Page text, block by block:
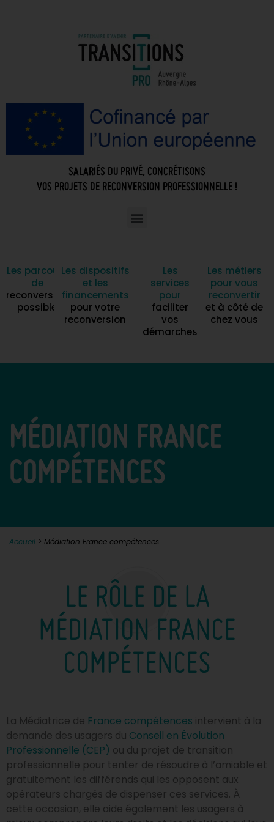
SALARIÉS DU PRIVÉ, CONCRÉTISONS
VOS PROJETS DE RECONVERSION PROFESSIONNELLE !
Les parcours
de
reconversion
possible
Les dispositifs
et les
financements
pour votre
reconversion
Les
services
pour
faciliter
vos
démarches
Les métiers
pour vous
reconvertir
et à côté de
chez vous
MÉDIATION FRANCE
COMPÉTENCES
Accueil > Médiation France compétences
LE RÔLE DE LA
MÉDIATION FRANCE
COMPÉTENCES
La Médiatrice de France compétences intervient à la
demande des usagers du Conseil en Évolution
Professionnelle (CEP) ou du projet de transition
professionnelle pour tenter de résoudre à l’amiable et
gratuitement les différends qui les opposent aux
opérateurs chargés de dispenser ces services. À
cette occasion, elle aide également les usagers à